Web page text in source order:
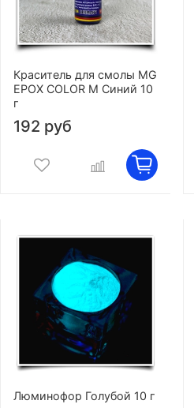
Краситель для смолы MG
EPOX COLOR M Синий 10
г
192 руб
Люминофор Голубой 10 г